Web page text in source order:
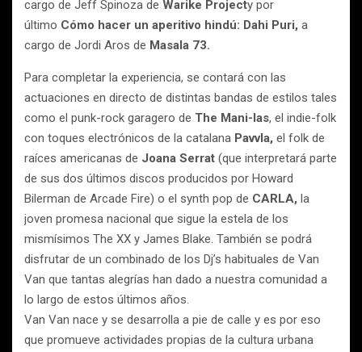
cargo de Jeff Spinoza de Warike Projecty por
último Cómo hacer un aperitivo hindú: Dahi Puri, a
cargo de Jordi Aros de Masala 73.
Para completar la experiencia, se contará con las
actuaciones en directo de distintas bandas de estilos tales
como el punk-rock garagero de The Mani-las, el indie-folk
con toques electrónicos de la catalana Pavvla, el folk de
raíces americanas de Joana Serrat (que interpretará parte
de sus dos últimos discos producidos por Howard
Bilerman de Arcade Fire) o el synth pop de CARLA, la
joven promesa nacional que sigue la estela de los
mismísimos The XX y James Blake. También se podrá
disfrutar de un combinado de los Dj’s habituales de Van
Van que tantas alegrías han dado a nuestra comunidad a
lo largo de estos últimos años.
Van Van nace y se desarrolla a pie de calle y es por eso
que promueve actividades propias de la cultura urbana